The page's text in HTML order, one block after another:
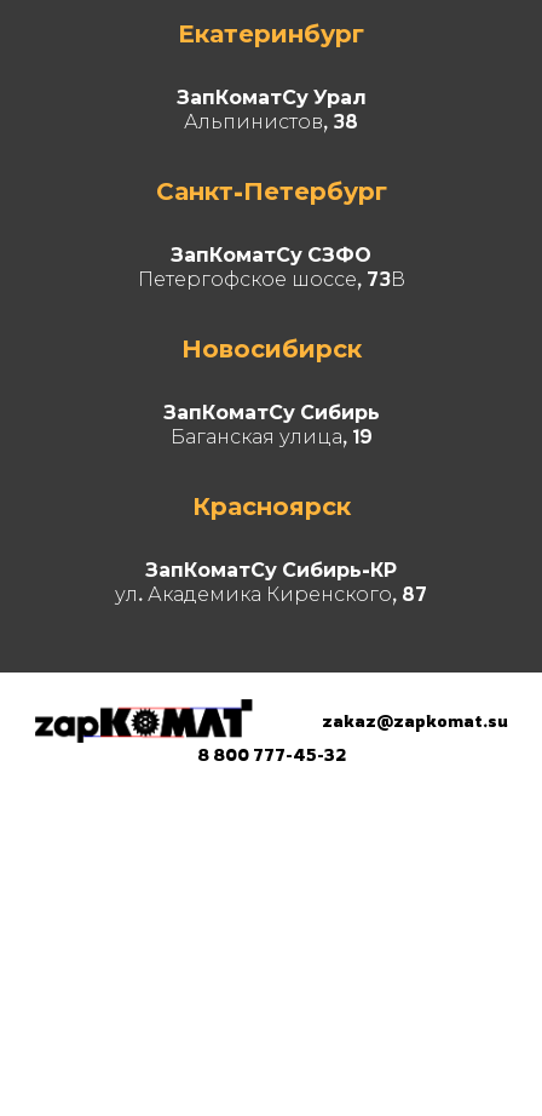
Екатеринбург
ЗапКоматСу Урал
Альпинистов, 38
Санкт-Петербург
ЗапКоматСу СЗФО
Петергофское шоссе, 73В
Новосибирск
ЗапКоматСу Сибирь
Баганская улица, 19
Красноярск
ЗапКоматСу Сибирь-КР
ул. Академика Киренского, 87
zakaz@zapkomat.su
8 800 777-45-32